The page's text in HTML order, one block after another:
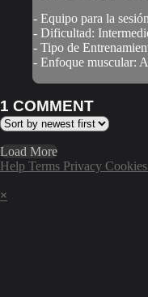
- Equipo para la
- Dificultad:
- Tipo de
- Enfoque muscular:
1 COMMENT
Load More
Help Terms Privacy Cookies
×